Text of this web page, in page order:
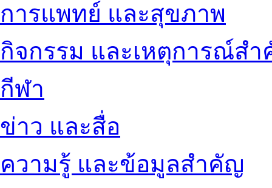
การแพทย์ และสุขภาพ
กิจกรรม และเหตุการณ์ส
กีฬา
ข่าว และสื่อ
ความรู้ และข้อมูลสำคัญ